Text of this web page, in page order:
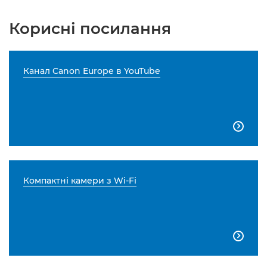
Корисні посилання
Канал Canon Europe в YouTube

Компактні камери з Wi-Fi
